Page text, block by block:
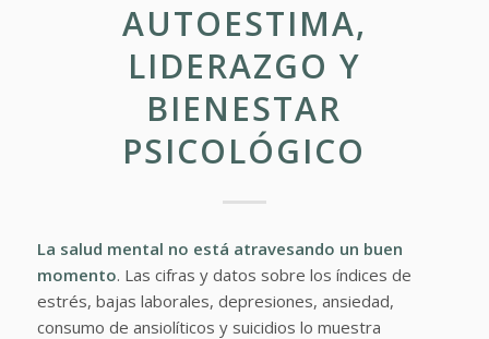
AUTOESTIMA,
LIDERAZGO Y
BIENESTAR
PSICOLÓGICO
La salud mental no está atravesando un buen
momento. Las cifras y datos sobre los índices de
estrés, bajas laborales, depresiones, ansiedad,
consumo de ansiolíticos y suicidios lo muestra